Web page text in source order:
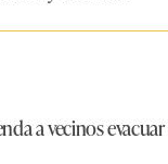
a vecinos